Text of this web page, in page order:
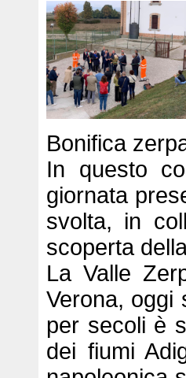
Bonifica
In questo
giornata
svolta, in
scoperta
La Valle
Verona, oggi
per secoli è
dei fiumi